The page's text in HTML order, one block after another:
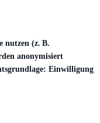
nutzen (z. B.
anonymisiert
Einwilligung